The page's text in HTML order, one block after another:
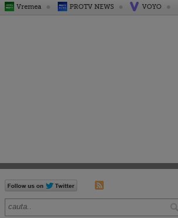
Vremea PROTV NEWS VOYO